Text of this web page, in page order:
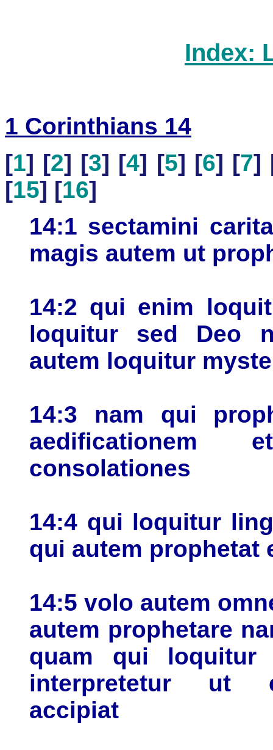
Index:
1 Corinthians 14
[1] [2] [3] [4] [5] [6] [7]
[15] [16]
14:1 sectamini
magis autem ut
14:2 qui enim
loquitur sed Deo
autem loquitur
14:3 nam qui
aedificationem
consolationes
14:4 qui loquitur
qui autem prophetat
14:5 volo autem
autem prophetare
quam qui
interpretetur ut
accipiat